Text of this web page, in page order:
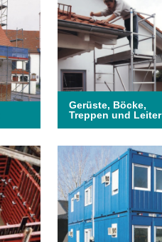
Gerüste, Böcke,
Treppen und